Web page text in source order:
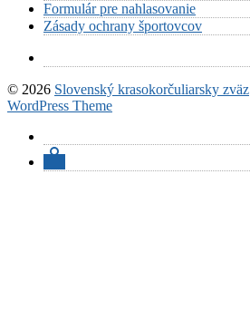
Formulár pre nahlasovanie
Zásady ochrany športovcov
© 2026 Slovenský krasokorčuliarsky zväz
WordPress Theme